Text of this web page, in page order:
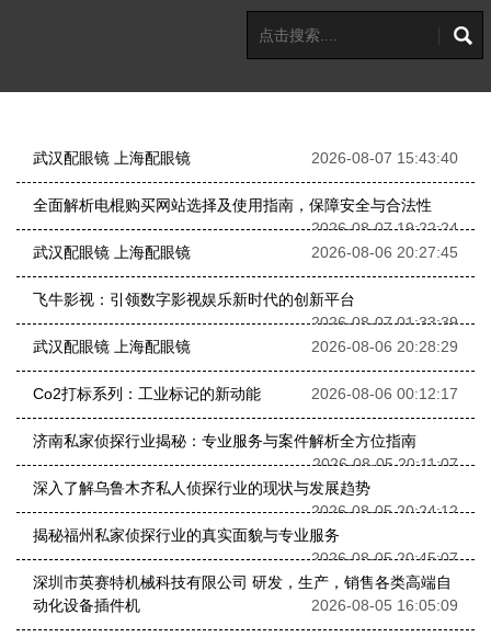
武汉配眼镜 上海配眼镜 2026-08-07 15:43:40
全面解析电棍购买网站选择及使用指南，保障安全与合法性
2026-08-07 19:22:24
武汉配眼镜 上海配眼镜
2026-08-06 20:27:45
飞牛影视：引领数字影视娱乐新时代的创新平台
2026-08-07 01:33:39
武汉配眼镜 上海配眼镜
2026-08-06 20:28:29
Co2打标系列：工业标记的新动能 2026-08-06 00:12:17
济南私家侦探行业揭秘：专业服务与案件解析全方位指南
2026-08-05 20:11:07
深入了解乌鲁木齐私人侦探行业的现状与发展趋势
2026-08-05 20:24:12
揭秘福州私家侦探行业的真实面貌与专业服务
2026-08-05 20:45:07
深圳市英赛特机械科技有限公司 研发，生产，销售各类高端自
动化设备插件机
2026-08-05 16:05:09